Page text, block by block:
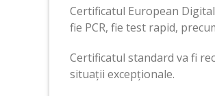
Certificatul European
fie PCR, fie test rapid,
Certificatul standard va fi
situații excepționale.